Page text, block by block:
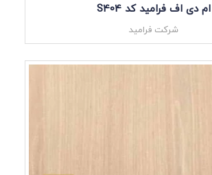
ام دی اف فرامید کد S404
شرکت فرامید